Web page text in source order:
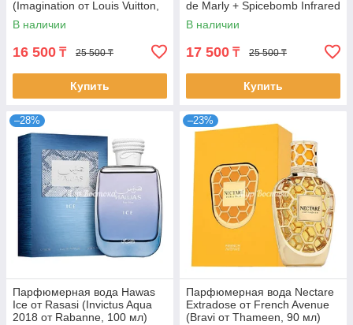
(Imagination от Louis Vuitton,
100 мл)
В наличии
16 500 ₸ 25 500 ₸
Купить
de Marly + Spicebomb Infrared
от Viktor&Rolf, 100 мл)
В наличии
17 500 ₸ 25 500 ₸
Купить
–28%
Парфюмерная вода Hawas
Ice от Rasasi (Invictus Aqua
2018 от Rabanne, 100 мл)
–23%
Парфюмерная вода Nectare
Extradose от French Avenue
(Bravi от Thameen, 90 мл)